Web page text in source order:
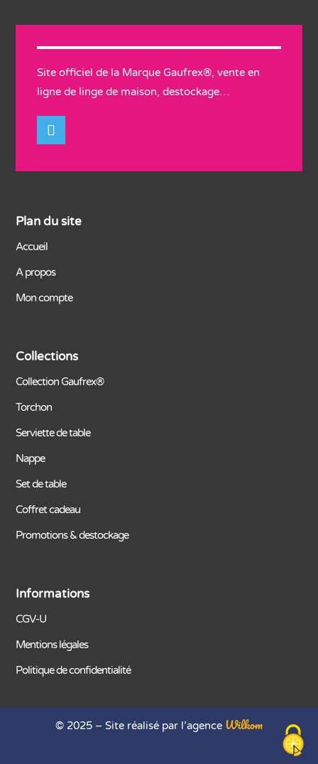
Site officiel de la Marque Gaufrex®, vente en
ligne de linge de maison, destockage…
Plan du site
Accueil
A propos
Mon compte
Collections
Collection Gaufrex®
Torchon
Serviette de table
Nappe
Set de table
Coffret cadeau
Promotions & destockage
Informations
CGV-U
Mentions légales
Politique de confidentialité
© 2025 – Site réalisé par l’agence Wilkom